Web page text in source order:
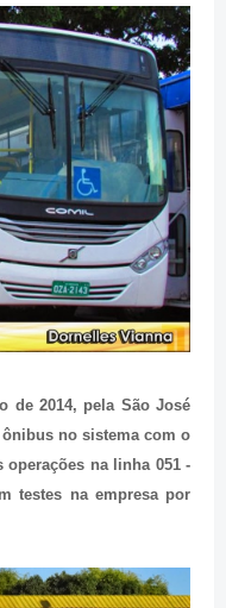
de 2014, pela São José
no sistema com o
na linha 051 -
testes na empresa por